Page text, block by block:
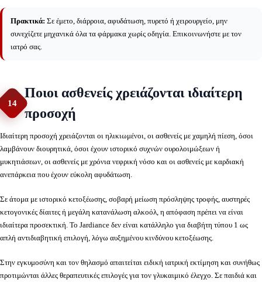
Πρακτικά: Σε έμετο, διάρροια, αφυδάτωση, πυρετό ή χειρουργείο, μην
συνεχίζετε μηχανικά όλα τα φάρμακα χωρίς οδηγία. Επικοινωνήστε με τον
ιατρό σας.
14
Ποιοι ασθενείς χρειάζονται ιδιαίτερη
προσοχή
Ιδιαίτερη προσοχή χρειάζονται οι ηλικιωμένοι, οι ασθενείς με χαμηλή πίεση, όσοι
λαμβάνουν διουρητικά, όσοι έχουν ιστορικό συχνών ουρολοιμώξεων ή
μυκητιάσεων, οι ασθενείς με χρόνια νεφρική νόσο και οι ασθενείς με καρδιακή
ανεπάρκεια που έχουν εύκολη αφυδάτωση.
Σε άτομα με ιστορικό κετοξέωσης, σοβαρή μείωση πρόσληψης τροφής, αυστηρές
κετογονικές δίαιτες ή μεγάλη κατανάλωση αλκοόλ, η απόφαση πρέπει να είναι
ιδιαίτερα προσεκτική. Το Jardiance δεν είναι κατάλληλο για διαβήτη τύπου 1 ως
απλή αντιδιαβητική επιλογή, λόγω αυξημένου κινδύνου κετοξέωσης.
Στην εγκυμοσύνη και τον θηλασμό απαιτείται ειδική ιατρική εκτίμηση και συνήθως
προτιμώνται άλλες θεραπευτικές επιλογές για τον γλυκαιμικό έλεγχο. Σε παιδιά και